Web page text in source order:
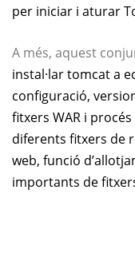
per iniciar i aturar
A més, aquest
instal·lar tomcat a
configuració,
fitxers WAR i
diferents fitxers de
web, funció
importants de